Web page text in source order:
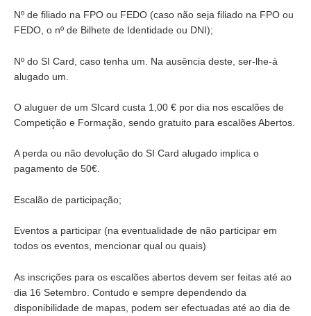
Nº de filiado na FPO ou FEDO (caso não seja filiado na FPO ou
FEDO, o nº de Bilhete de Identidade ou DNI);
Nº do SI Card, caso tenha um. Na ausência deste, ser-lhe-á
alugado um.
O aluguer de um SIcard custa 1,00 € por dia nos escalões de
Competição e Formação, sendo gratuito para escalões Abertos.
A perda ou não devolução do SI Card alugado implica o
pagamento de 50€.
Escalão de participação;
Eventos a participar (na eventualidade de não participar em
todos os eventos, mencionar qual ou quais)
As inscrições para os escalões abertos devem ser feitas até ao
dia 16 Setembro. Contudo e sempre dependendo da
disponibilidade de mapas, podem ser efectuadas até ao dia de